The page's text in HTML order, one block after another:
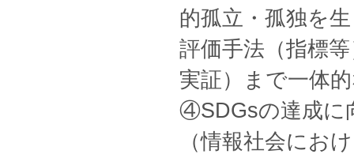
的孤立・孤独を
評価手法（指標
実証）まで一体
④SDGsの達成に
（情報社会にお